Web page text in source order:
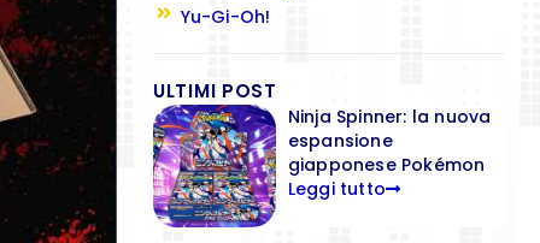
Yu-Gi-Oh!
ULTIMI POST
Ninja Spinner: la nuova
espansione
giapponese Pokémon
Leggi tutto